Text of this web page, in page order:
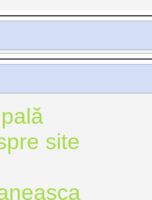
site